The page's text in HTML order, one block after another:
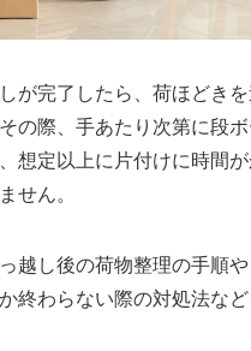
が完了したら、荷ほどき
の際、手あたり次第に段
想定以上に片付けに時間
せん。
越し後の荷物整理の手順
終わらない際の対処法な